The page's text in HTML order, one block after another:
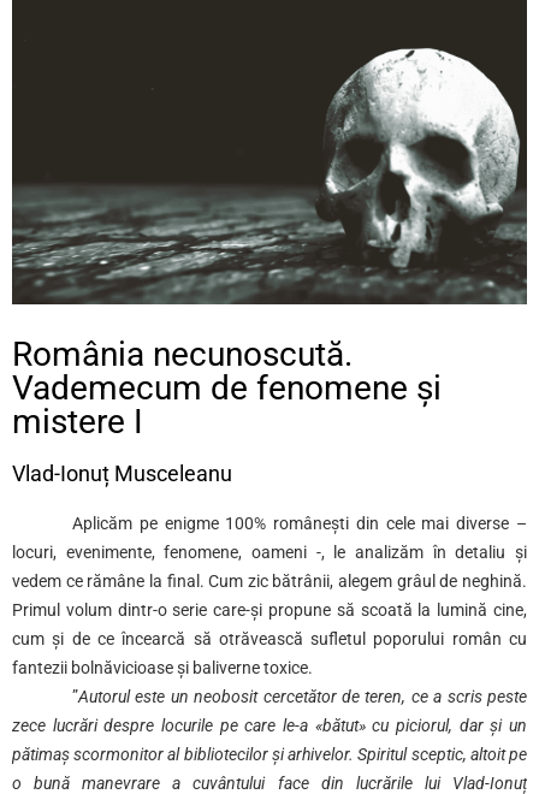
România necunoscută.
Vademecum de fenomene şi
mistere I
Vlad-Ionuț Musceleanu
Aplicăm pe enigme 100% românești din cele mai diverse –
locuri, evenimente, fenomene, oameni -, le analizăm în detaliu și
vedem ce rămâne la final. Cum zic bătrânii, alegem grâul de neghină.
Primul volum dintr-o serie care-și propune să scoată la lumină cine,
cum și de ce încearcă să otrăvească sufletul poporului român cu
fantezii bolnăvicioase și baliverne toxice.
”Autorul este un neobosit cercetător de teren, ce a scris peste
zece lucrări despre locurile pe care le-a «bătut» cu piciorul, dar și un
pătimaș scormonitor al bibliotecilor și arhivelor. Spiritul sceptic, altoit pe
o bună manevrare a cuvântului face din lucrările lui Vlad-Ionuț